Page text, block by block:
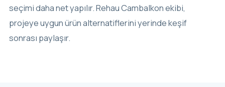
seçimi daha net yapılır. Rehau Cambalkon ekibi,
projeye uygun ürün alternatiflerini yerinde keşif
sonrası paylaşır.